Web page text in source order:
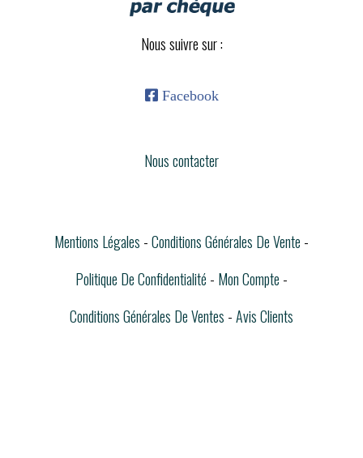
Nous suivre sur :
 Facebook
Nous contacter
Mentions Légales Conditions Générales De Vente
Politique De Confidentialité
Mon Compte
Conditions Générales De Ventes Avis Clients